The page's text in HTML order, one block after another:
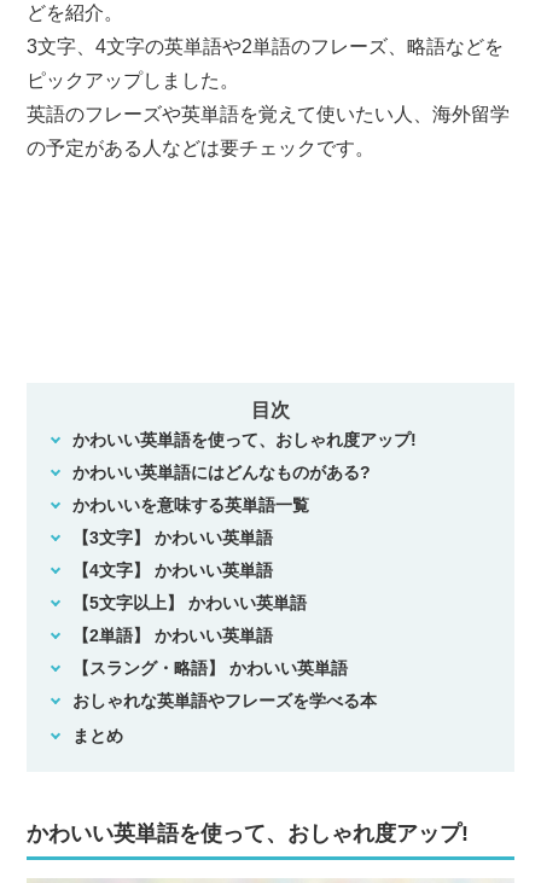
どを紹介。
3文字、4文字の英単語や2単語のフレーズ、略語などを
ピックアップしました。
英語のフレーズや英単語を覚えて使いたい人、海外留学
の予定がある人などは要チェックです。
目次
かわいい英単語を使って、おしゃれ度アップ!
かわいい英単語にはどんなものがある?
かわいいを意味する英単語一覧
【3文字】 かわいい英単語
【4文字】 かわいい英単語
【5文字以上】 かわいい英単語
【2単語】 かわいい英単語
【スラング・略語】 かわいい英単語
おしゃれな英単語やフレーズを学べる本
まとめ
かわいい英単語を使って、おしゃれ度アップ!